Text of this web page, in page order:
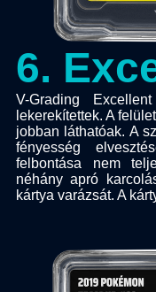
6.
V-Grading
lekerekítettek. A
jobban láthatóak. A
fényesség
felbontása nem
néhány apró
kártya varázsát. A